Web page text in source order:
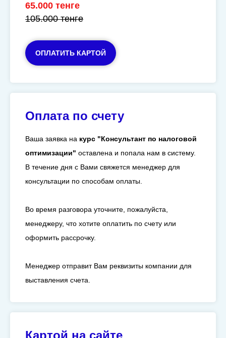
65.000 тенге
105.000 тенге
ОПЛАТИТЬ КАРТОЙ
Оплата по счету
Ваша заявка на курс "Консультант по налоговой
оптимизации" оставлена и попала нам в систему.
В течение дня с Вами свяжется менеджер для
консультации по способам оплаты.
Во время разговора уточните, пожалуйста,
менеджеру, что хотите оплатить по счету или
оформить рассрочку.
Менеджер отправит Вам реквизиты компании для
выставления счета.
Картой на сайте